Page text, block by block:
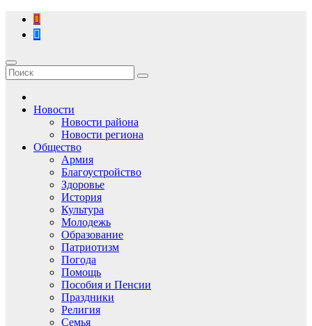
Перейти
содержимому
Новости
Новости района
Новости региона
Общество
Армия
Благоустройство
Здоровье
История
Культура
Молодежь
Образование
Патриотизм
Погода
Помощь
Пособия и Пенсии
Праздники
Религия
Семья